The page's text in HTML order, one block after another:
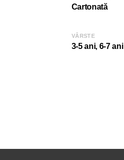
Cartonată
VÂRSTE
3-5 ani, 6-7 ani